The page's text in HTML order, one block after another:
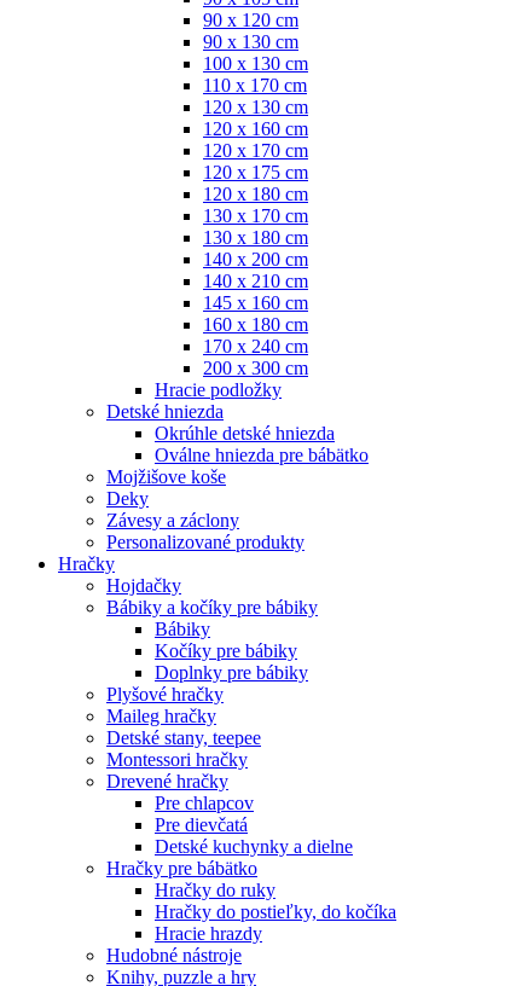
90 x 120 cm
90 x 130 cm
100 x 130 cm
110 x 170 cm
120 x 130 cm
120 x 160 cm
120 x 170 cm
120 x 175 cm
120 x 180 cm
130 x 170 cm
130 x 180 cm
140 x 200 cm
140 x 210 cm
145 x 160 cm
160 x 180 cm
170 x 240 cm
200 x 300 cm
Hracie podložky
Detské hniezda
Okrúhle detské hniezda
Oválne hniezda pre bábätko
Mojžišove koše
Deky
Závesy a záclony
Personalizované produkty
Hračky
Hojdačky
Bábiky a kočíky pre bábiky
Bábiky
Kočíky pre bábiky
Doplnky pre bábiky
Plyšové hračky
Maileg hračky
Detské stany, teepee
Montessori hračky
Drevené hračky
Pre chlapcov
Pre dievčatá
Detské kuchynky a dielne
Hračky pre bábätko
Hračky do ruky
Hračky do postieľky, do kočíka
Hracie hrazdy
Hudobné nástroje
Knihy, puzzle a hry